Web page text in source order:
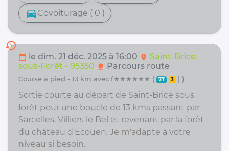
directions_car Covoiturage ( 0 )
history
calendar_today le dim. 21 déc. 2025 à 16:00 location_on Saint-Brice-
sous-Forêt - 95350 nature Parcours route
course à pied - 13 km avec f★★★★★★ ( 77 3 | )
Sortie courte au départ de Saint-Brice sous
forêt pour une boucle de 13 kms passant par
Sarcelles, Villiers le Bel et revenant par la forêt
du château d'Ecouen. Je m'adapte à votre
niveau si besoin.